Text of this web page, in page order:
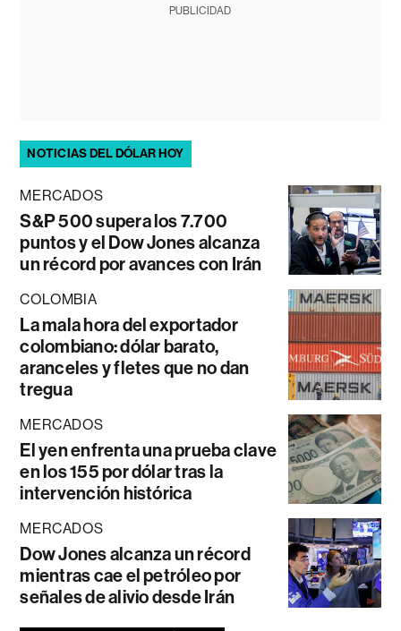
PUBLICIDAD
NOTICIAS DEL DÓLAR HOY
MERCADOS
S&P 500 supera los 7.700
puntos y el Dow Jones alcanza
un récord por avances con Irán
COLOMBIA
La mala hora del exportador
colombiano: dólar barato,
aranceles y fletes que no dan
tregua
MERCADOS
El yen enfrenta una prueba clave
en los 155 por dólar tras la
intervención histórica
MERCADOS
Dow Jones alcanza un récord
mientras cae el petróleo por
señales de alivio desde Irán